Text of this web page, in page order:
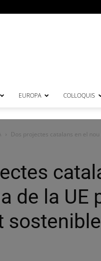
EUROPA COL·LOQUIS
Dos projectes catalans en el
de la UE
sostenible